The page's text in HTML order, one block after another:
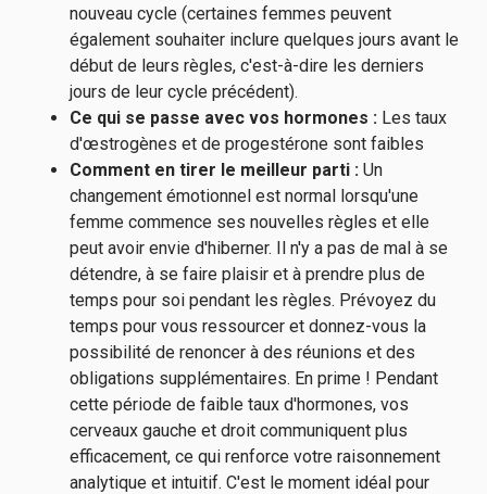
nouveau cycle (certaines femmes peuvent
également souhaiter inclure quelques jours avant le
début de leurs règles, c'est-à-dire les derniers
jours de leur cycle précédent).
Ce qui se passe avec vos hormones : Les taux
d'œstrogènes et de progestérone sont faibles
Comment en tirer le meilleur parti : Un
changement émotionnel est normal lorsqu'une
femme commence ses nouvelles règles et elle
peut avoir envie d'hiberner. Il n'y a pas de mal à se
détendre, à se faire plaisir et à prendre plus de
temps pour soi pendant les règles. Prévoyez du
temps pour vous ressourcer et donnez-vous la
possibilité de renoncer à des réunions et des
obligations supplémentaires. En prime ! Pendant
cette période de faible taux d'hormones, vos
cerveaux gauche et droit communiquent plus
efficacement, ce qui renforce votre raisonnement
analytique et intuitif. C'est le moment idéal pour